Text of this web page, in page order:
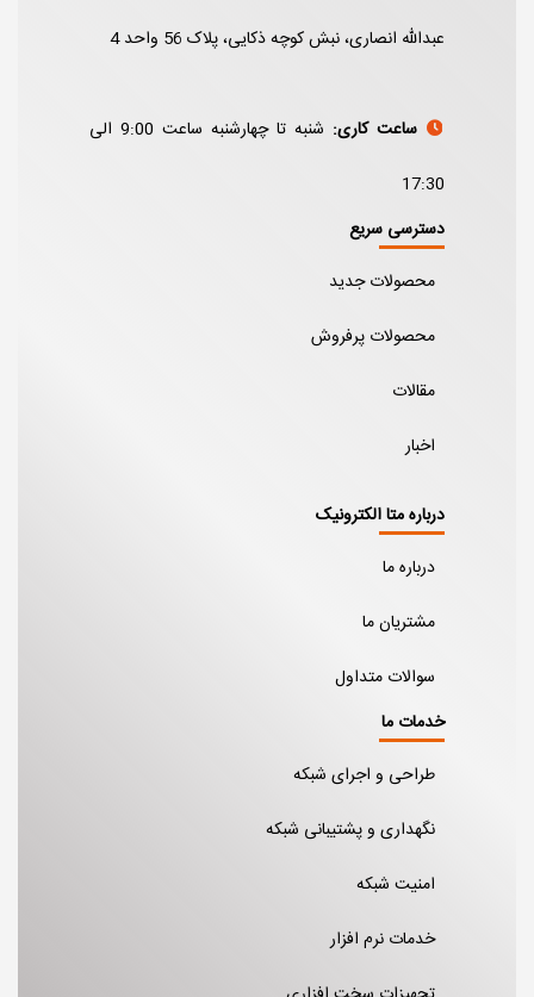
عبدالله انصاری، نبش کوچه ذکایی، پلاک 56 واحد 4
ساعت کاری:
شنبه تا چهارشنبه ساعت 9:00 الی
17:30
دسترسی سریع
محصولات جدید
محصولات پرفروش
مقالات
اخبار
درباره متا الکترونیک
درباره ما
مشتریان ما
سوالات متداول
خدمات ما
طراحی و اجرای شبکه
نگهداری و پشتیبانی شبکه
امنیت شبکه
خدمات نرم افزار